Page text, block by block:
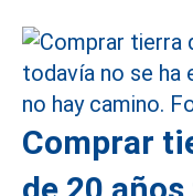
Comprar